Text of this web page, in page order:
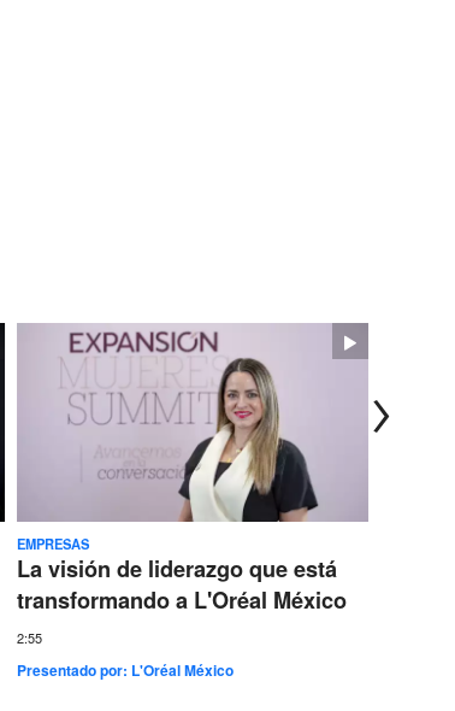
EMPRESAS
La visión de liderazgo que está
transformando a L'Oréal México
2:55
Presentado por: L'Oréal México